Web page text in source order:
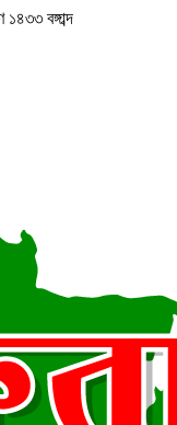
বঙ্গাব্দ